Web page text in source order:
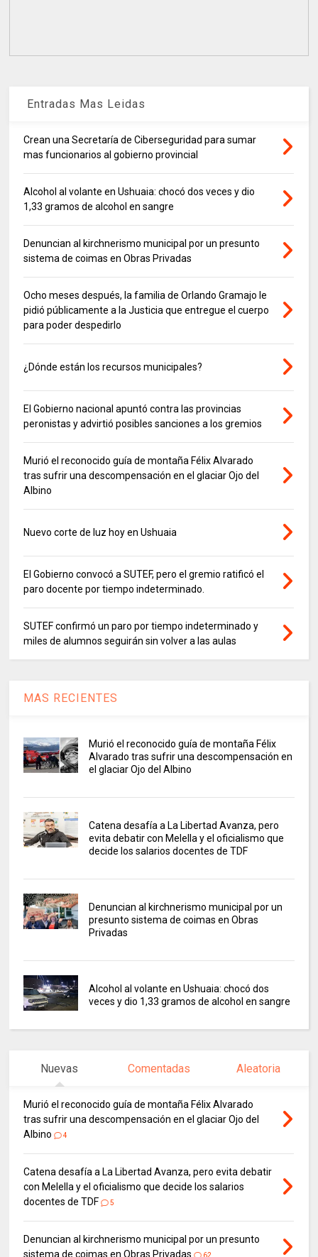
Entradas Mas Leidas
Crean una Secretaría de Ciberseguridad para sumar
mas funcionarios al gobierno provincial
Alcohol al volante en Ushuaia: chocó dos veces y dio
1,33 gramos de alcohol en sangre
Denuncian al kirchnerismo municipal por un presunto
sistema de coimas en Obras Privadas
Ocho meses después, la familia de Orlando Gramajo le
pidió públicamente a la Justicia que entregue el cuerpo
para poder despedirlo
¿Dónde están los recursos municipales?
El Gobierno nacional apuntó contra las provincias
peronistas y advirtió posibles sanciones a los gremios
Murió el reconocido guía de montaña Félix Alvarado
tras sufrir una descompensación en el glaciar Ojo del
Albino
Nuevo corte de luz hoy en Ushuaia
El Gobierno convocó a SUTEF, pero el gremio ratificó el
paro docente por tiempo indeterminado.
SUTEF confirmó un paro por tiempo indeterminado y
miles de alumnos seguirán sin volver a las aulas
MAS RECIENTES
Murió el reconocido guía de montaña Félix
Alvarado tras sufrir una descompensación en
el glaciar Ojo del Albino
Catena desafía a La Libertad Avanza, pero
evita debatir con Melella y el oficialismo que
decide los salarios docentes de TDF
Denuncian al kirchnerismo municipal por un
presunto sistema de coimas en Obras
Privadas
Alcohol al volante en Ushuaia: chocó dos
veces y dio 1,33 gramos de alcohol en sangre
Nuevas Comentadas Aleatoria
Murió el reconocido guía de montaña Félix Alvarado
tras sufrir una descompensación en el glaciar Ojo del
Albino
4
Catena desafía a La Libertad Avanza, pero evita debatir
con Melella y el oficialismo que decide los salarios
docentes de TDF
5
Denuncian al kirchnerismo municipal por un presunto
sistema de coimas en Obras Privadas
62